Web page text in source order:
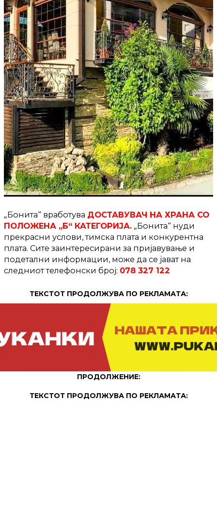
„Бонита“ вработува ДОСТАВУВАЧ НА ХРАНА СО
ПОЛОЖЕНА „Б“ КАТЕГОРИЈА. „Бонита“ нуди
прекрасни услови, тимска плата и конкурентна
плата. Сите заинтересирани за пријавување и
подетални информации, може да се јават на
следниот телефонски број: 078 327 122
ТЕКСТОТ ПРОДОЛЖУВА ПО РЕКЛАМАТА:
ПРОДОЛЖЕНИЕ:
ТЕКСТОТ ПРОДОЛЖУВА ПО РЕКЛАМАТА: